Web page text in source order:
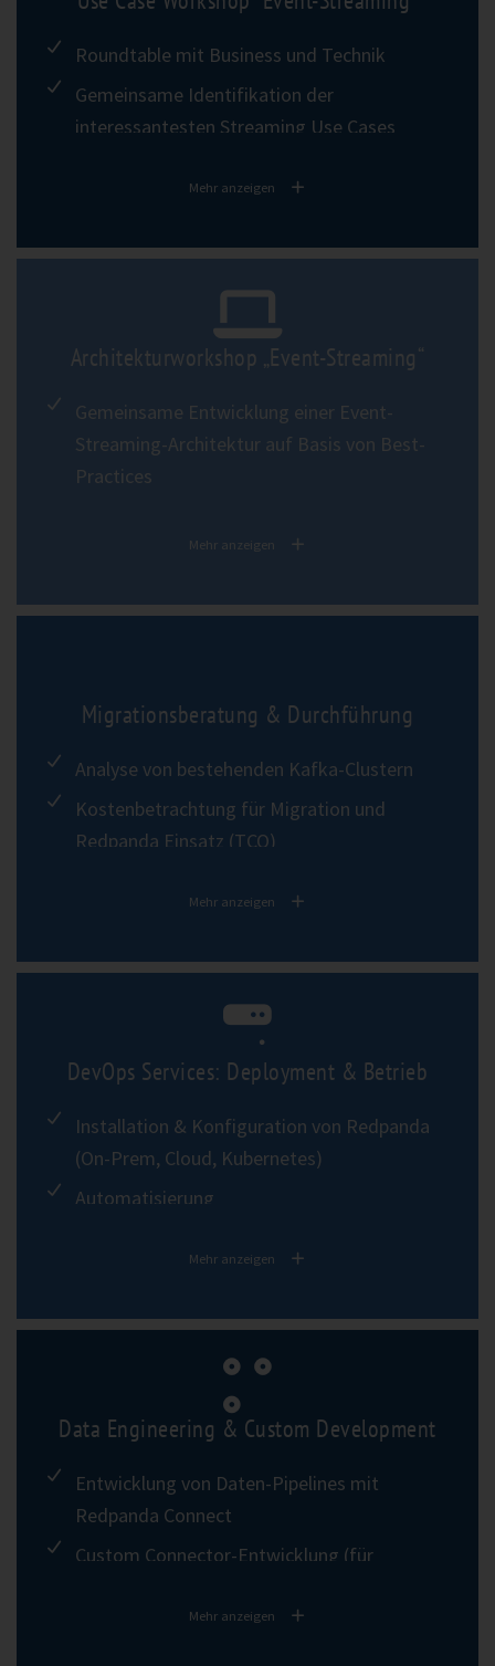
Roundtable mit Business und Technik
Gemeinsame Identifikation der
interessantesten Streaming Use Cases
Entwicklung Rolloutplan und Roadmap
Mehr anzeigen
Architekturworkshop „Event-Streaming“
Gemeinsame Entwicklung einer Event-
Streaming-Architektur auf Basis von Best-
Practices
Architekturtransitionen
Mehr anzeigen
Migrationsberatung & Durchführung
Analyse von bestehenden Kafka-Clustern
Kostenbetrachtung für Migration und
Redpanda Einsatz (TCO)
Mehr anzeigen
DevOps Services: Deployment & Betrieb
Installation & Konfiguration von Redpanda
(On-Prem, Cloud, Kubernetes)
Automatisierung
Mehr anzeigen
Data Engineering & Custom Development
Entwicklung von Daten-Pipelines mit
Redpanda Connect
Custom Connector-Entwicklung (für
Entwicklung von Transforms
Mehr anzeigen